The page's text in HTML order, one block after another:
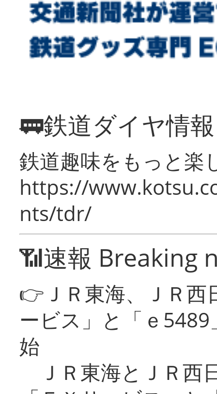
🚃鉄道ダイヤ情
鉄道趣味をもっと楽
https://
nts/tdr/
📶速報 Breaking
👉ＪＲ東海、ＪＲ
ービス」と「ｅ
始
ＪＲ東海とＪＲ西